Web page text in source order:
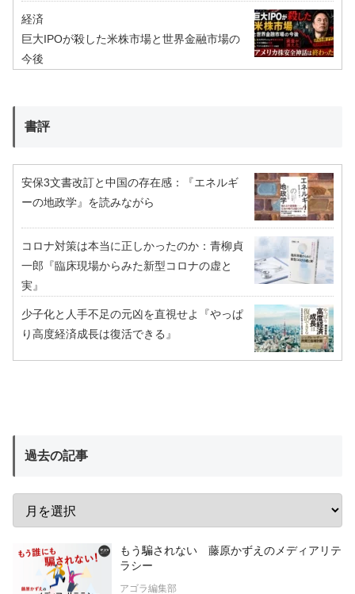
経済
巨大IPOが殺した米株市場と世界金融市場の
今後
書評
安保3文書改訂と中国の存在感：『エネルギ
ーの地政学』を読みながら
コロナ対策は本当に正しかったのか：青柳貞
一郎『臨床現場からみた新型コロナの虚と
実』
少子化と人手不足の元凶を直視せよ『やっぱ
り高度経済成長は復活できる』
過去の記事
もう騙されない 藤原かずえのメディアリテ
ラシー
アゴラ編集部